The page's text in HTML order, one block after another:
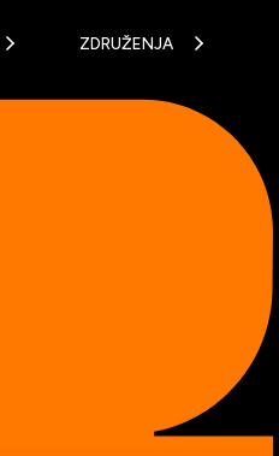
ZDRUŽENJA